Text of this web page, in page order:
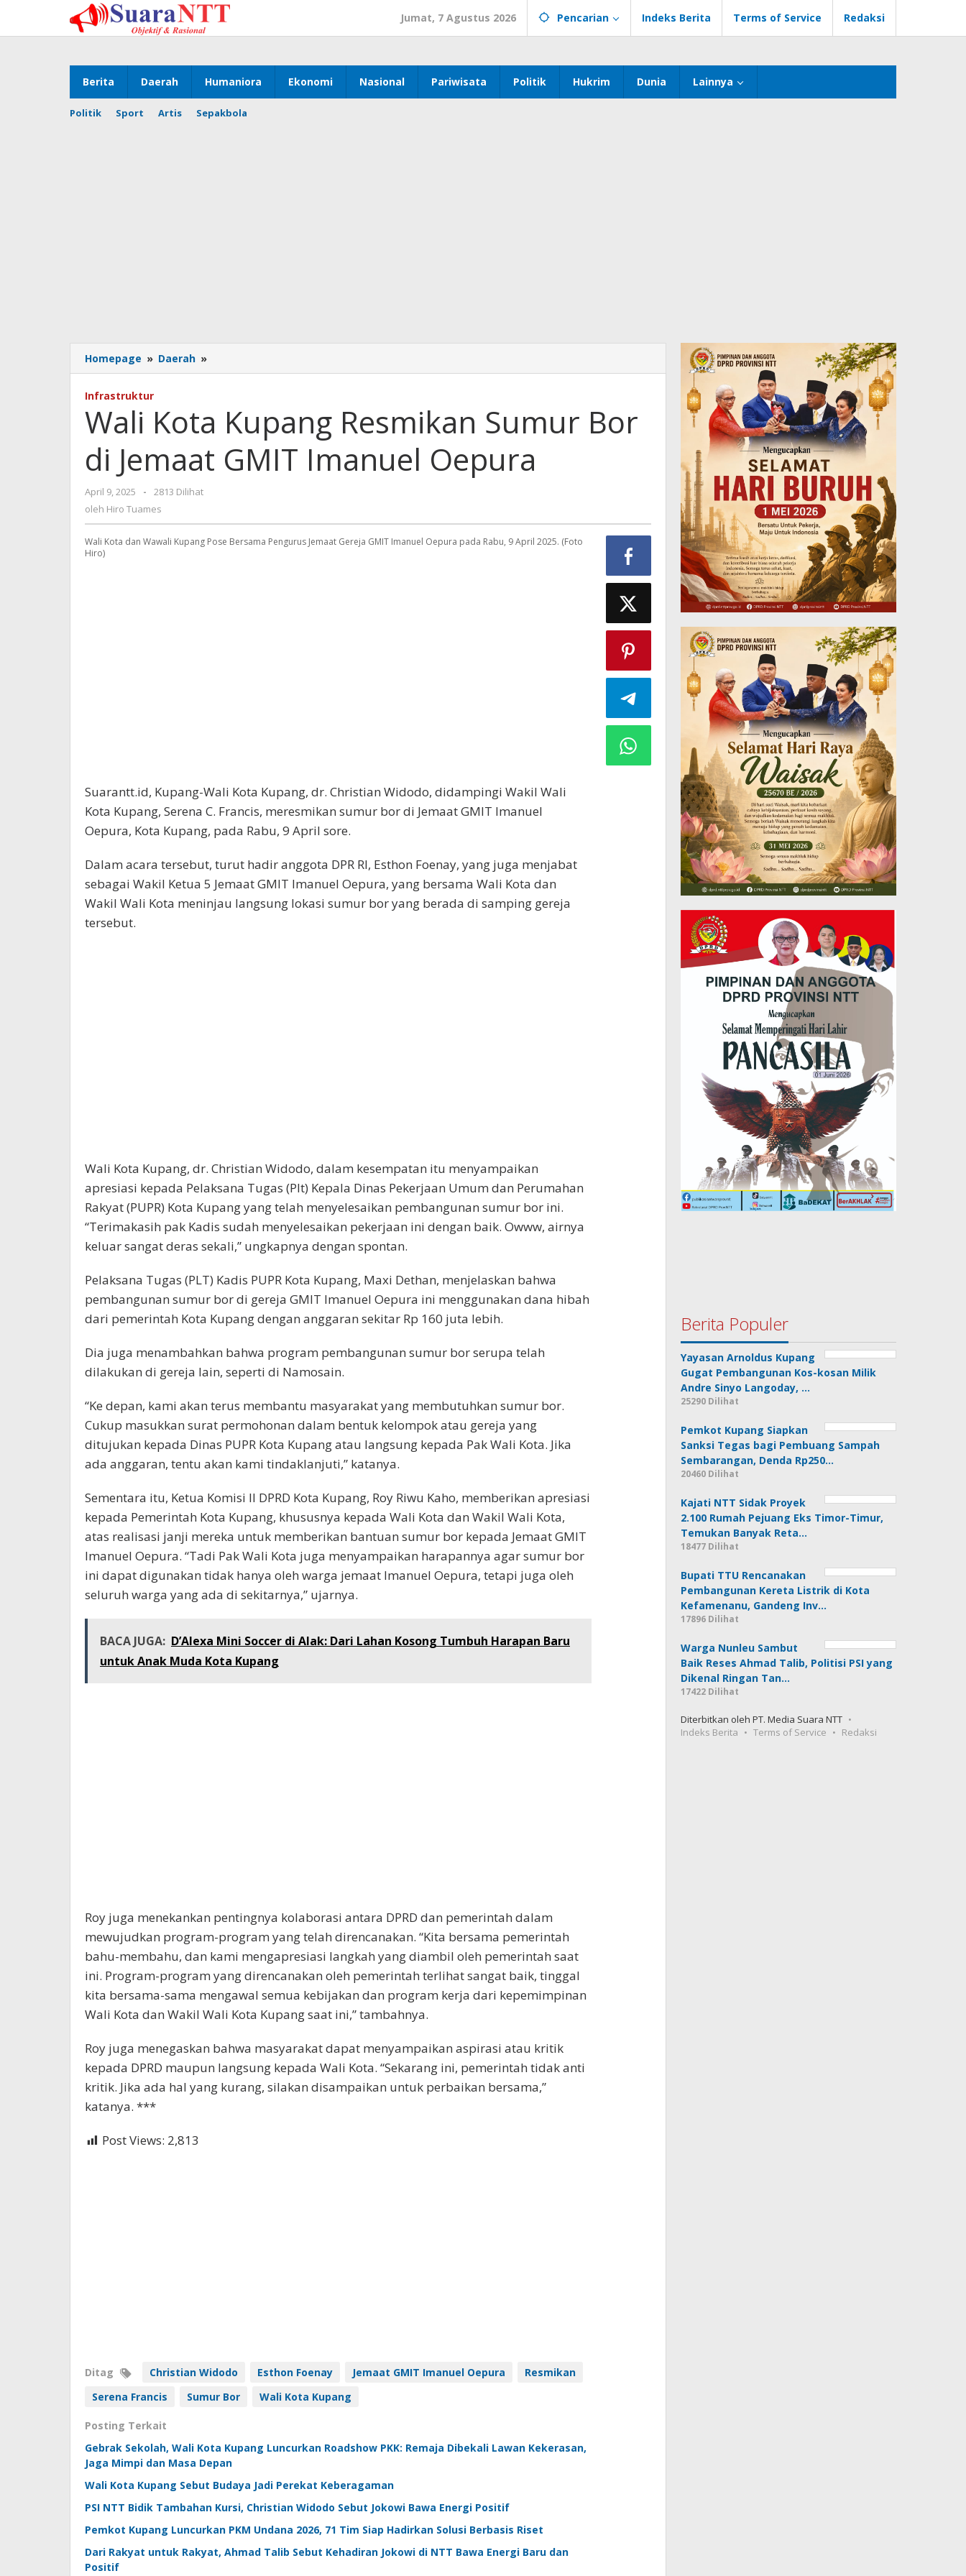
konten
Jumat, 7 Agustus 2026 Pencarian Indeks Berita Terms of Service Redaksi
Berita Daerah Humaniora Ekonomi Nasional Pariwisata Politik Hukrim Dunia Lainnya
Politik Sport Artis Sepakbola
Homepage » Daerah »
Kota
Sumur
Bor
di
Jemaat
Infrastruktur
Wali Kota Kupang Resmikan Sumur Bor
di Jemaat GMIT Imanuel Oepura
April 9, 2025
oleh
-
2813 Dilihat
oleh Hiro Tuames
Wali Kota dan Wawali Kupang Pose Bersama Pengurus Jemaat Gereja GMIT Imanuel Oepura pada Rabu, 9 April 2025. (Foto
Hiro)
Suarantt.id, Kupang-Wali Kota Kupang, dr. Christian Widodo, didampingi Wakil Wali
Kota Kupang, Serena C. Francis, meresmikan sumur bor di Jemaat GMIT Imanuel
Oepura, Kota Kupang, pada Rabu, 9 April sore.
Dalam acara tersebut, turut hadir anggota DPR RI, Esthon Foenay, yang juga menjabat
sebagai Wakil Ketua 5 Jemaat GMIT Imanuel Oepura, yang bersama Wali Kota dan
Wakil Wali Kota meninjau langsung lokasi sumur bor yang berada di samping gereja
tersebut.
Wali Kota Kupang, dr. Christian Widodo, dalam kesempatan itu menyampaikan
apresiasi kepada Pelaksana Tugas (Plt) Kepala Dinas Pekerjaan Umum dan Perumahan
Rakyat (PUPR) Kota Kupang yang telah menyelesaikan pembangunan sumur bor ini.
“Terimakasih pak Kadis sudah menyelesaikan pekerjaan ini dengan baik. Owww, airnya
keluar sangat deras sekali,” ungkapnya dengan spontan.
Pelaksana Tugas (PLT) Kadis PUPR Kota Kupang, Maxi Dethan, menjelaskan bahwa
pembangunan sumur bor di gereja GMIT Imanuel Oepura ini menggunakan dana hibah
dari pemerintah Kota Kupang dengan anggaran sekitar Rp 160 juta lebih.
Dia juga menambahkan bahwa program pembangunan sumur bor serupa telah
dilakukan di gereja lain, seperti di Namosain.
“Ke depan, kami akan terus membantu masyarakat yang membutuhkan sumur bor.
Cukup masukkan surat permohonan dalam bentuk kelompok atau gereja yang
ditujukan kepada Dinas PUPR Kota Kupang atau langsung kepada Pak Wali Kota. Jika
ada anggaran, tentu akan kami tindaklanjuti,” katanya.
Sementara itu, Ketua Komisi II DPRD Kota Kupang, Roy Riwu Kaho, memberikan apresiasi
kepada Pemerintah Kota Kupang, khususnya kepada Wali Kota dan Wakil Wali Kota,
atas realisasi janji mereka untuk memberikan bantuan sumur bor kepada Jemaat GMIT
Imanuel Oepura. “Tadi Pak Wali Kota juga menyampaikan harapannya agar sumur bor
ini dapat digunakan tidak hanya oleh warga jemaat Imanuel Oepura, tetapi juga oleh
seluruh warga yang ada di sekitarnya,” ujarnya.
BACA JUGA: D’Alexa Mini Soccer di Alak: Dari Lahan Kosong Tumbuh Harapan Baru
untuk Anak Muda Kota Kupang
Roy juga menekankan pentingnya kolaborasi antara DPRD dan pemerintah dalam
mewujudkan program-program yang telah direncanakan. “Kita bersama pemerintah
bahu-membahu, dan kami mengapresiasi langkah yang diambil oleh pemerintah saat
ini. Program-program yang direncanakan oleh pemerintah terlihat sangat baik, tinggal
kita bersama-sama mengawal semua kebijakan dan program kerja dari kepemimpinan
Wali Kota dan Wakil Wali Kota Kupang saat ini,” tambahnya.
Roy juga menegaskan bahwa masyarakat dapat menyampaikan aspirasi atau kritik
kepada DPRD maupun langsung kepada Wali Kota. “Sekarang ini, pemerintah tidak anti
kritik. Jika ada hal yang kurang, silakan disampaikan untuk perbaikan bersama,”
katanya. ***
Post Views: 2,813
Ditag Christian Widodo Esthon Foenay Jemaat GMIT Imanuel Oepura
Resmikan
Serena Francis
Sumur Bor Wali Kota Kupang
Posting Terkait
Gebrak Sekolah, Wali Kota Kupang Luncurkan Roadshow PKK: Remaja Dibekali Lawan Kekerasan,
Jaga Mimpi dan Masa Depan
Wali Kota Kupang Sebut Budaya Jadi Perekat Keberagaman
PSI NTT Bidik Tambahan Kursi, Christian Widodo Sebut Jokowi Bawa Energi Positif
Pemkot Kupang Luncurkan PKM Undana 2026, 71 Tim Siap Hadirkan Solusi Berbasis Riset
Dari Rakyat untuk Rakyat, Ahmad Talib Sebut Kehadiran Jokowi di NTT Bawa Energi Baru dan
Positif
Berita Populer
Yayasan Arnoldus Kupang
Gugat Pembangunan Kos-kosan Milik
Andre Sinyo Langoday, …
25290 Dilihat
Pemkot Kupang Siapkan
Sanksi Tegas bagi Pembuang Sampah
Sembarangan, Denda Rp250…
20460 Dilihat
Kajati NTT Sidak Proyek
2.100 Rumah Pejuang Eks Timor-Timur,
Temukan Banyak Reta…
18477 Dilihat
Bupati TTU Rencanakan
Pembangunan Kereta Listrik di Kota
Kefamenanu, Gandeng Inv…
17896 Dilihat
Warga Nunleu Sambut
Baik Reses Ahmad Talib, Politisi PSI yang
Dikenal Ringan Tan…
17422 Dilihat
Diterbitkan oleh PT. Media Suara NTT
Indeks Berita
Terms of Service Redaksi